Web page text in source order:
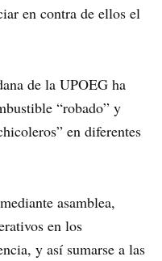
en contra de ellos el
de la UPOEG ha
“robado” y
en diferentes
asamblea,
en los
y así sumarse a las